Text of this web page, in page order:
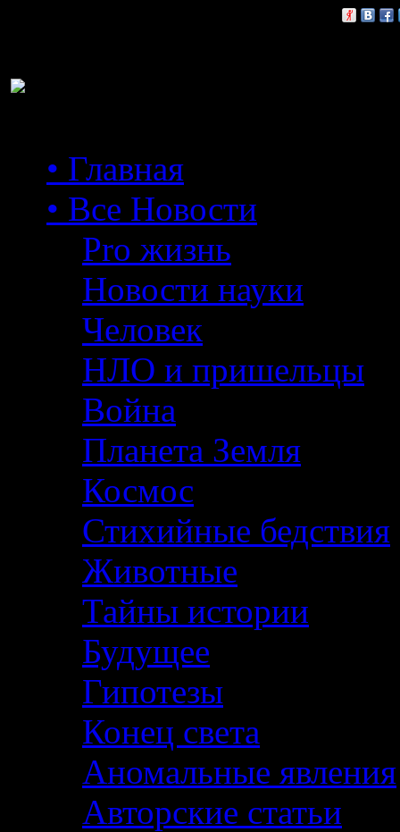
• Главная
• Все Новости
Pro жизнь
Новости науки
Человек
НЛО и пришельцы
Война
Планета Земля
Космос
Стихийные бедствия
Животные
Тайны истории
Будущее
Гипотезы
Конец света
Аномальные явления
Авторские статьи